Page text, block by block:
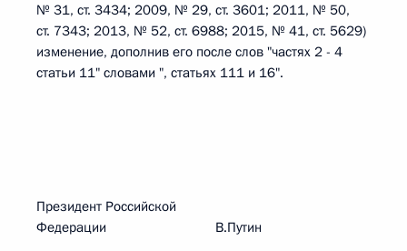
№ 31, ст. 3434; 2009, № 29, ст. 3601; 2011, № 50,
ст. 7343; 2013, № 52, ст. 6988; 2015, № 41, ст. 5629)
изменение, дополнив его после слов "частях 2 - 4
статьи 11" словами ", статьях 111 и 16".
Президент Российской
Федерации В.Путин